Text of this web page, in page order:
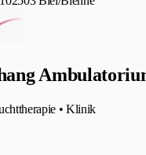
• Klinik